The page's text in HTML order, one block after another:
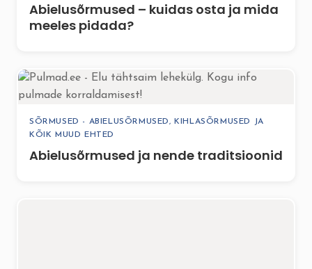
Abielusõrmused – kuidas osta ja mida
meeles pidada?
SÕRMUSED - ABIELUSÕRMUSED, KIHLASÕRMUSED JA
KÕIK MUUD EHTED
Abielusõrmused ja nende traditsioonid